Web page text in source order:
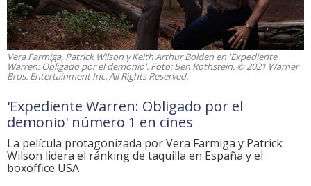
Vera Farmiga, Patrick Wilson y Keith Arthur Bolden en 'Expediente
Warren: Obligado por el demonio'. Foto: Ben Rothstein. © 2021 Warner
Bros. Entertainment Inc. All Rights Reserved.
'Expediente Warren: Obligado por el
demonio' número 1 en cines
La película protagonizada por Vera Farmiga y Patrick
Wilson lidera el ránking de taquilla en España y el
boxoffice USA